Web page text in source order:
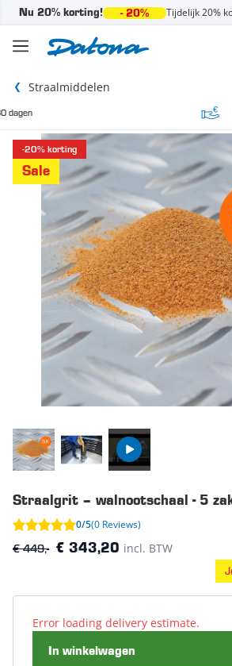
Nu 20% korting! - 20% Tijdelijk 20%
Straalmiddelen
Betalen zoals je wilt,
-20% korting
Sale
Straalgrit – walnootschaal - 5
0/5(0 Reviews)
€ 449,- € 343,20 incl. BTW
Error loading delivery estimate.
In winkelwagen